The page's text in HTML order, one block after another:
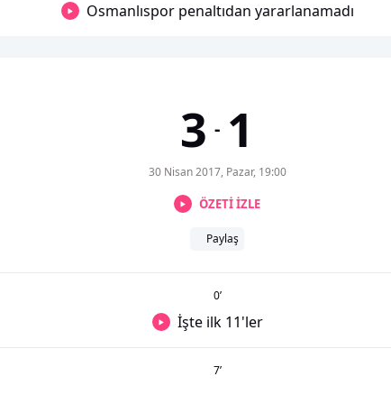
Osmanlıspor penaltıdan yararlanamadı
3 - 1
30 Nisan 2017, Pazar, 19:00
ÖZETİ İZLE
Paylaş
0’
İşte ilk 11'ler
7’